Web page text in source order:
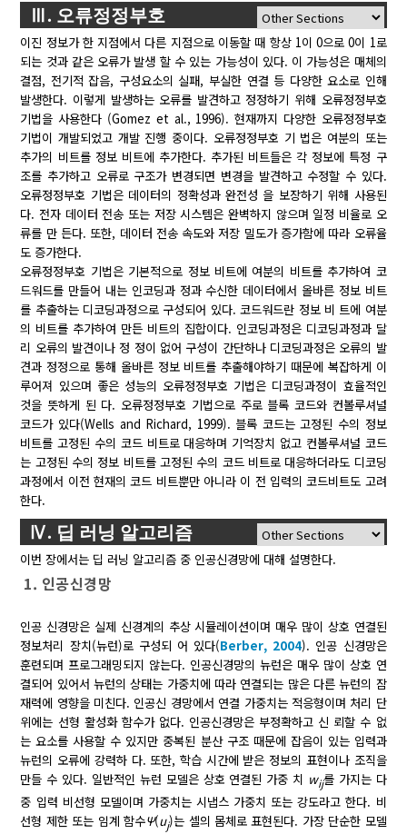
Ⅲ. 오류정정부호
이진 정보가 한 지점에서 다른 지점으로 이동할 때 항상 1이 0으로 0이 1로
되는 것과 같은 오류가 발생 할 수 있는 가능성이 있다. 이 가능성은 매체의
결점, 전기적 잡음, 구성요소의 실패, 부실한 연결 등 다양한 요소로 인해
발생한다. 이렇게 발생하는 오류를 발견하고 정정하기 위해 오류정정부호
기법을 사용한다 (Gomez et al., 1996). 현재까지 다양한 오류정정부호
기법이 개발되었고 개발 진행 중이다. 오류정정부호 기 법은 여분의 또는
추가의 비트를 정보 비트에 추가한다. 추가된 비트들은 각 정보에 특정 구
조를 추가하고 오류로 구조가 변경되면 변경을 발견하고 수정할 수 있다.
오류정정부호 기법은 데이터의 정확성과 완전성 을 보장하기 위해 사용된
다. 전자 데이터 전송 또는 저장 시스템은 완벽하지 않으며 일정 비율로 오
류를 만 든다. 또한, 데이터 전송 속도와 저장 밀도가 증가함에 따라 오류율
도 증가한다.
오류정정부호 기법은 기본적으로 정보 비트에 여분의 비트를 추가하여 코
드워드를 만들어 내는 인코딩과 정과 수신한 데이터에서 올바른 정보 비트
를 추출하는 디코딩과정으로 구성되어 있다. 코드워드란 정보 비 트에 여분
의 비트를 추가하여 만든 비트의 집합이다. 인코딩과정은 디코딩과정과 달
리 오류의 발견이나 정 정이 없어 구성이 간단하나 디코딩과정은 오류의 발
견과 정정으로 통해 올바른 정보 비트를 추출해야하기 때문에 복잡하게 이
루어져 있으며 좋은 성능의 오류정정부호 기법은 디코딩과정이 효율적인
것을 뜻하게 된 다. 오류정정부호 기법으로 주로 블록 코드와 컨볼루셔널
코드가 있다(Wells and Richard, 1999). 블록 코드는 고정된 수의 정보
비트를 고정된 수의 코드 비트로 대응하며 기억장치 없고 컨볼루셔널 코드
는 고정된 수의 정보 비트를 고정된 수의 코드 비트로 대응하더라도 디코딩
과정에서 이전 현재의 코드 비트뿐만 아니라 이 전 입력의 코드비트도 고려
한다.
Ⅳ. 딥 러닝 알고리즘
이번 장에서는 딥 러닝 알고리즘 중 인공신경망에 대해 설명한다.
1. 인공신경망
인공 신경망은 실제 신경계의 추상 시뮬레이션이며 매우 많이 상호 연결된
정보처리 장치(뉴런)로 구성되 어 있다(Berber, 2004). 인공 신경망은
훈련되며 프로그래밍되지 않는다. 인공신경망의 뉴런은 매우 많이 상호 연
결되어 있어서 뉴런의 상태는 가중치에 따라 연결되는 많은 다른 뉴런의 잠
재력에 영향을 미친다. 인공신 경망에서 연결 가중치는 적응형이며 처리 단
위에는 선형 활성화 함수가 없다. 인공신경망은 부정확하고 신 뢰할 수 없
는 요소를 사용할 수 있지만 중복된 분산 구조 때문에 잡음이 있는 입력과
뉴런의 오류에 강력하 다. 또한, 학습 시간에 받은 정보의 표현이나 조직을
만들 수 있다. 일반적인 뉴런 모델은 상호 연결된 가중 치 wij를 가지는 다
중 입력 비선형 모델이며 가중치는 시냅스 가중치 또는 강도라고 한다. 비
선형 제한 또는 임계 함수Ψ(uj)는 셀의 몸체로 표현된다. 가장 단순한 모델